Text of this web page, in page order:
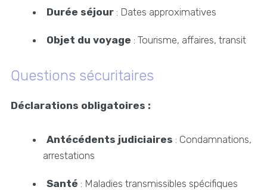
Durée séjour : Dates approximatives
Objet du voyage : Tourisme, affaires, transit
Questions sécuritaires
Déclarations obligatoires :
Antécédents judiciaires : Condamnations,
arrestations
Santé : Maladies transmissibles spécifiques